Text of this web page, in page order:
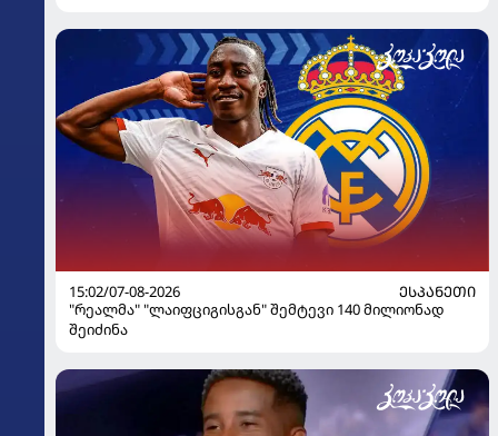
15:02/07-08-2026
ᲔᲡᲞᲐᲜᲔᲗᲘ
"რეალმა" "ლაიფციგისგან" შემტევი 140 მილიონად
შეიძინა